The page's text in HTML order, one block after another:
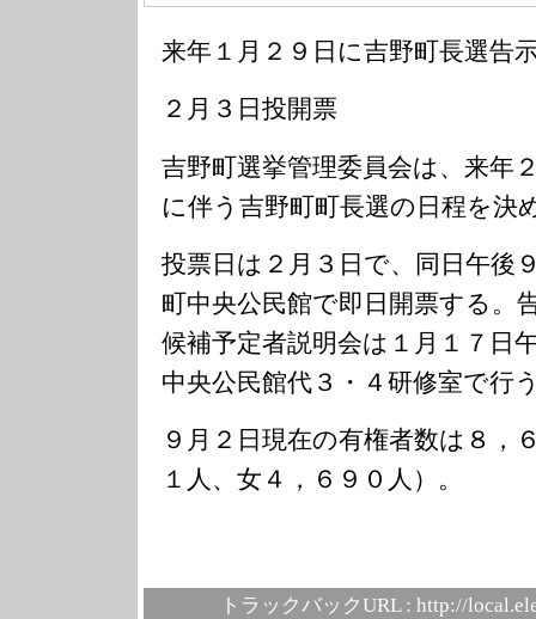
来年１月２９日に吉野町長選告
２月３日投開票
吉野町選挙管理委員会は、来年
に伴う吉野町町長選の日程を決
投票日は２月３日で、同日午後
町中央公民館で即日開票する。
候補予定者説明会は１月１７日
中央公民館代３・４研修室で行
９月２日現在の有権者数は８，
１人、女４，６９０人）。
トラックバックURL : http://